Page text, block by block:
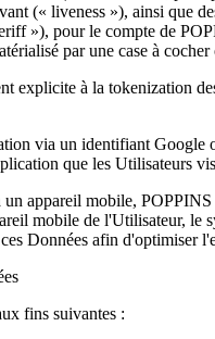
(« liveness »), ainsi que
»), pour le compte de
par une case à
explicite à la tokenization
via un identifiant
que les Utilisateurs
appareil mobile,
mobile de l'Utilisateur,
Données afin d'optimiser
fins suivantes :